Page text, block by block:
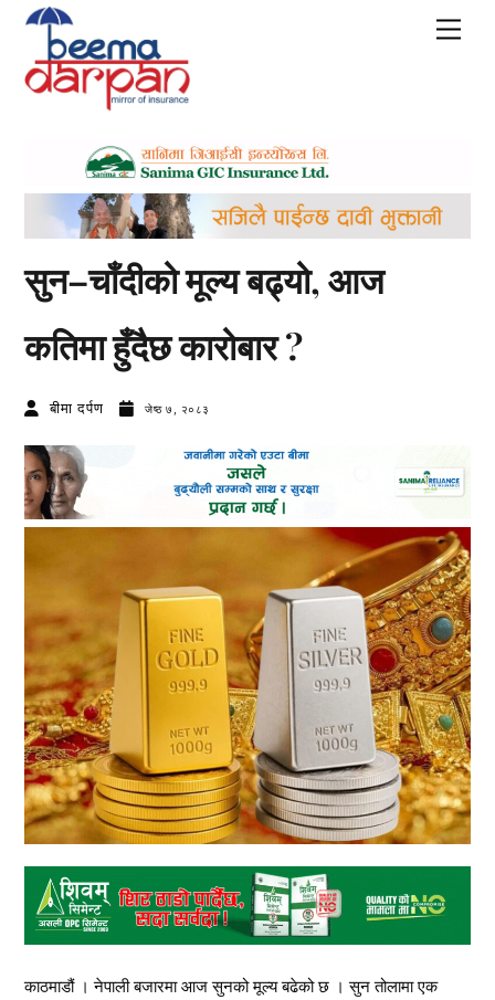
Skip
content
सुन–चाँदीको मूल्य बढ्यो, आज
कतिमा हुँदैछ कारोबार ?
बीमा दर्पण जेष्ठ ७, २०८३
काठमाडौं । नेपाली बजारमा आज सुनको मूल्य बढेको छ । सुन तोलामा एक